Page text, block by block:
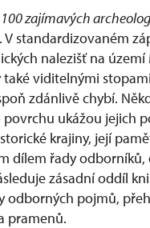
100 zajímavých
V standardizovaném
nalezišť na území
viditelnými
zdánlivě chybí.
povrchu ukážou jejich
krajiny, její
dílem řady
zásadní oddíl
odborných pojmů,
pramenů.